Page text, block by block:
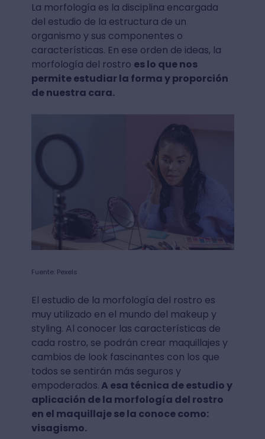
La morfología es la disciplina encargada
del estudio de la estructura de un
organismo y sus componentes o
características. En ese orden de ideas, la
morfología del rostro es lo que nos
permite estudiar la forma y proporción
de nuestra cara.
Fuente: Pexels
El estudio de la morfología del rostro es
muy utilizado en el mundo del makeup y
styling. Al conocer las características de
cada rostro, se podrán crear maquillajes y
cambios de look fascinantes con los que
todos se sentirán más seguros y
empoderados.A esa técnica de estudio y
aplicación de la morfología del rostro
en el maquillaje se la conoce como:
visagismo.